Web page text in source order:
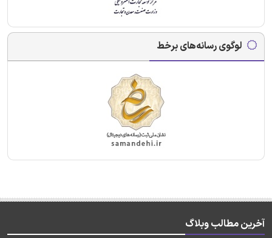
لوگوی رسانه‌های برخط
آخرین مطالب وبلاگ